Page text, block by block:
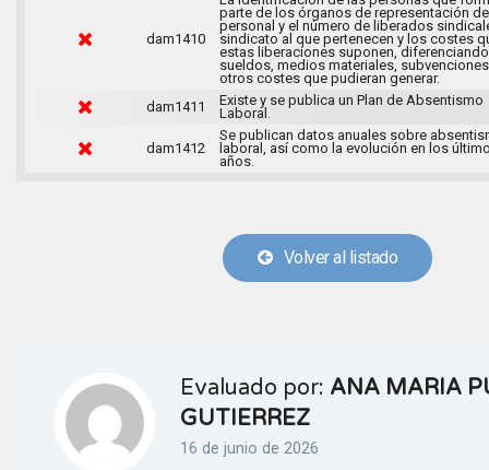
dam1410
parte de los órganos de representación
personal y el número de liberados
sindicato al que pertenecen y los costes
estas liberaciones suponen, diferenciando
sueldos, medios materiales,
otros costes que pudieran generar.
dam1411
Existe y se publica un Plan de Absentismo
Laboral.
dam1412
Se publican datos anuales sobre
laboral, así como la evolución en los
años.
Volver al listado
Evaluado por: ANA MARIA
GUTIERREZ
16 de junio de 2026